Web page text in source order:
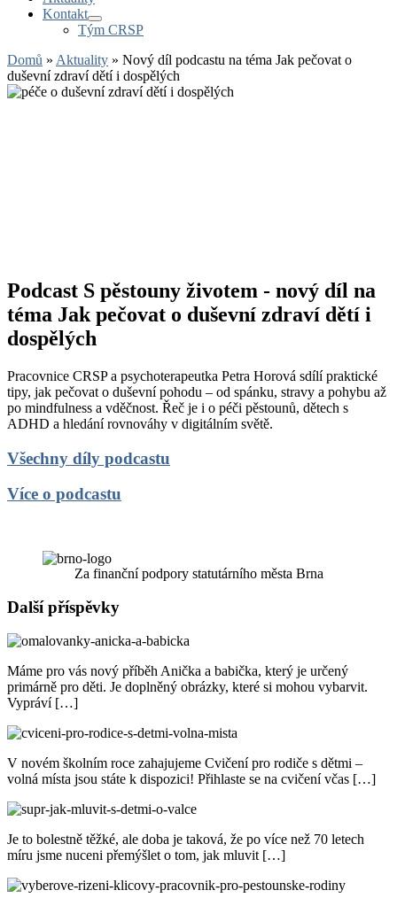
Kontakt
Tým CRSP
Domů » Aktuality » Nový díl podcastu na téma Jak pečovat o
duševní zdraví dětí i dospělých
Podcast S pěstouny životem - nový díl na
téma Jak pečovat o duševní zdraví dětí i
dospělých
Pracovnice CRSP a psychoterapeutka Petra Horová sdílí praktické
tipy, jak pečovat o duševní pohodu – od spánku, stravy a pohybu až
po mindfulness a vděčnost. Řeč je i o péči pěstounů, dětech s
ADHD a hledání rovnováhy v digitálním světě.
Všechny díly podcastu
Více o podcastu
Za finanční podpory statutárního města Brna
Další příspěvky
Máme pro vás nový příběh Anička a babička, který je určený
primárně pro děti. Je doplněný obrázky, které si mohou vybarvit.
Vypráví […]
V novém školním roce zahajujeme Cvičení pro rodiče s dětmi –
volná místa jsou státe k dispozici! Přihlaste se na cvičení včas […]
Je to bolestně těžké, ale doba je taková, že po více než 70 letech
míru jsme nuceni přemýšlet o tom, jak mluvit […]